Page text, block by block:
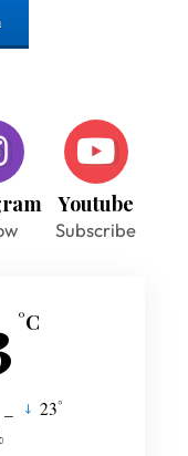
Youtube
Subscribe
°C
23°